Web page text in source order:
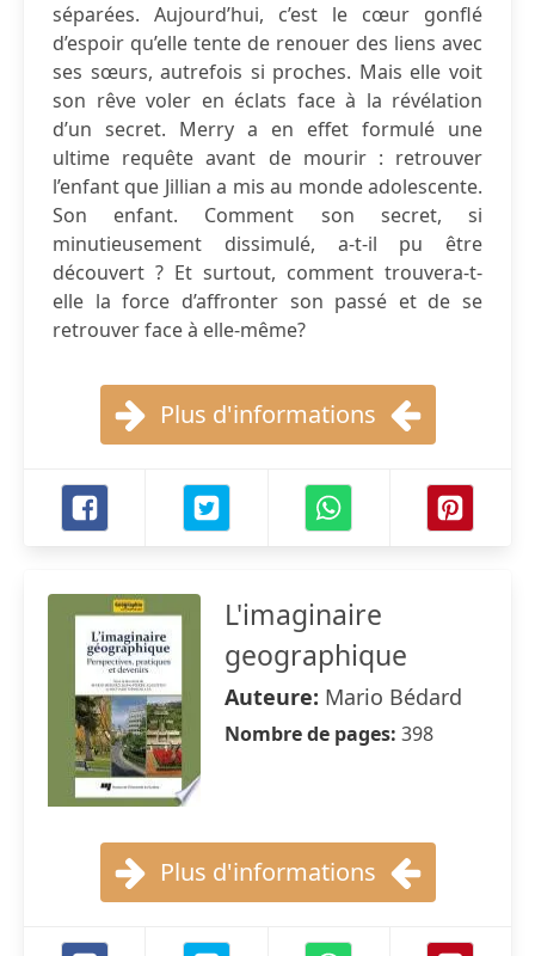
séparées. Aujourd’hui, c’est le cœur gonflé
d’espoir qu’elle tente de renouer des liens avec
ses sœurs, autrefois si proches. Mais elle voit
son rêve voler en éclats face à la révélation
d’un secret. Merry a en effet formulé une
ultime requête avant de mourir : retrouver
l’enfant que Jillian a mis au monde adolescente.
Son enfant. Comment son secret, si
minutieusement dissimulé, a-t-il pu être
découvert ? Et surtout, comment trouvera-t-
elle la force d’affronter son passé et de se
retrouver face à elle-même?
Plus d'informations
L'imaginaire
geographique
Auteure: Mario Bédard
Nombre de pages: 398
Plus d'informations